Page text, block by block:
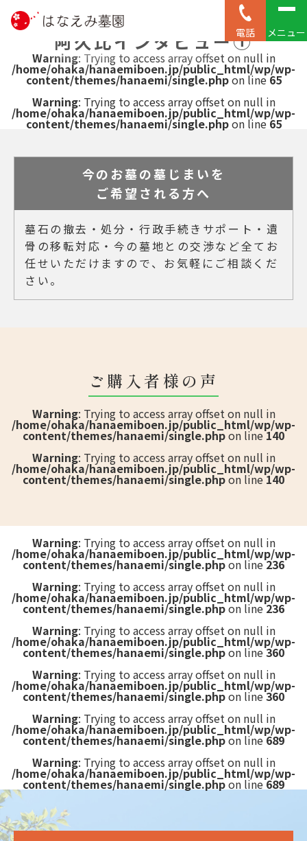
電話 メニュー
阿久比インタビュー①
Warning: Trying to access array offset on null in
/home/ohaka/hanaemiboen.jp/public_html/wp/wp-
content/themes/hanaemi/single.phpon line 65
Warning: Trying to access array offset on null in
/home/ohaka/hanaemiboen.jp/public_html/wp/wp-
content/themes/hanaemi/single.phpon line 65
今のお墓の墓じまいを
ご希望される方へ
墓石の撤去・処分・行政手続きサポート・遺
骨の移転対応・今の墓地との交渉など全てお
任せいただけますので、お気軽にご相談くだ
さい。
ご購入者様の声
Warning: Trying to access array offset on null in
/home/ohaka/hanaemiboen.jp/public_html/wp/wp-
content/themes/hanaemi/single.phpon line140
Warning: Trying to access array offset on null in
/home/ohaka/hanaemiboen.jp/public_html/wp/wp-
content/themes/hanaemi/single.phpon line140
Warning: Trying to access array offset on null in
/home/ohaka/hanaemiboen.jp/public_html/wp/wp-
content/themes/hanaemi/single.phpon line236
Warning: Trying to access array offset on null in
/home/ohaka/hanaemiboen.jp/public_html/wp/wp-
content/themes/hanaemi/single.phpon line236
Warning: Trying to access array offset on null in
/home/ohaka/hanaemiboen.jp/public_html/wp/wp-
content/themes/hanaemi/single.phpon line360
Warning: Trying to access array offset on null in
/home/ohaka/hanaemiboen.jp/public_html/wp/wp-
content/themes/hanaemi/single.phpon line360
Warning: Trying to access array offset on null in
/home/ohaka/hanaemiboen.jp/public_html/wp/wp-
content/themes/hanaemi/single.phpon line689
Warning: Trying to access array offset on null in
/home/ohaka/hanaemiboen.jp/public_html/wp/wp-
content/themes/hanaemi/single.phpon line689